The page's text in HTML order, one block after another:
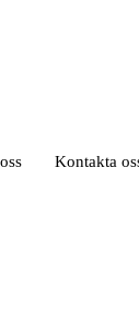
Kontakta